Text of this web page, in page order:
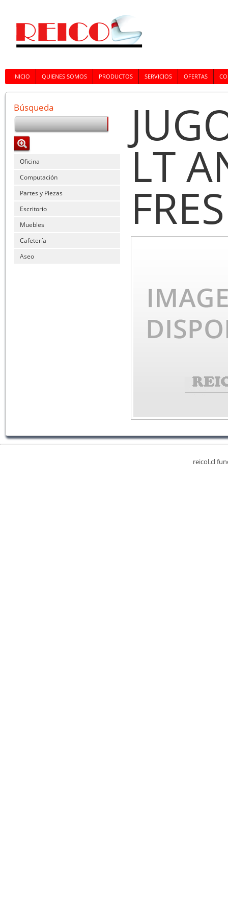
INICIO QUIENES SOMOS PRODUCTOS SERVICIOS OFERTAS
Búsqueda
Oficina
Computación
Partes y Piezas
Escritorio
Muebles
Cafetería
Aseo
LT
reicol.cl